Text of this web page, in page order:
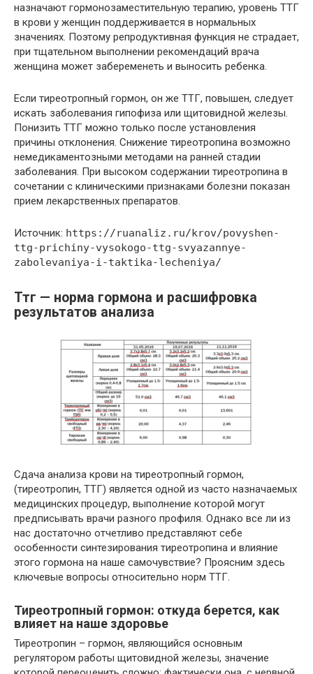
назначают гормонозаместительную терапию, уровень ТТГ
в крови у женщин поддерживается в нормальных
значениях. Поэтому репродуктивная функция не страдает,
при тщательном выполнении рекомендаций врача
женщина может забеременеть и выносить ребенка.
Если тиреотропный гормон, он же ТТГ, повышен, следует
искать заболевания гипофиза или щитовидной железы.
Понизить ТТГ можно только после установления
причины отклонения. Снижение тиреотропина возможно
немедикаментозными методами на ранней стадии
заболевания. При высоком содержании тиреотропина в
сочетании с клиническими признаками болезни показан
прием лекарственных препаратов.
Источник: https://ruanaliz.ru/krov/povyshen-
ttg-prichiny-vysokogo-ttg-svyazannye-
zabolevaniya-i-taktika-lecheniya/
Ттг — норма гормона и расшифровка
результатов анализа
Сдача анализа крови на тиреотропный гормон,
(тиреотропин, ТТГ) является одной из часто назначаемых
медицинских процедур, выполнение которой могут
предписывать врачи разного профиля. Однако все ли из
нас достаточно отчетливо представляют себе
особенности синтезирования тиреотропина и влияние
этого гормона на наше самочувствие? Проясним здесь
ключевые вопросы относительно норм ТТГ.
Тиреотропный гормон: откуда берется, как
влияет на наше здоровье
Тиреотропин – гормон, являющийся основным
регулятором работы щитовидной железы, значение